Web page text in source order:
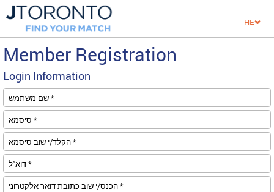
HE
Member Registration
Login Information
שם משתמש *
סיסמא *
הקלד/י שוב סיסמא *
דוא''ל *
הכנס/י שוב כתובת דואר אלקטרוני *